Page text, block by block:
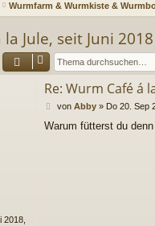
Wurmfarm & Wurmkiste &
Jule, seit Juni 2018
2018,
Re: Wurm Café á
B
i
von Abby» Do 20. Sep
Warum fütterst du